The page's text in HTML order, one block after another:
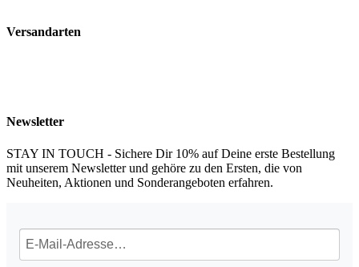
Versandarten
Newsletter
STAY IN TOUCH - Sichere Dir 10% auf Deine erste Bestellung
mit unserem Newsletter und gehöre zu den Ersten, die von
Neuheiten, Aktionen und Sonderangeboten erfahren.